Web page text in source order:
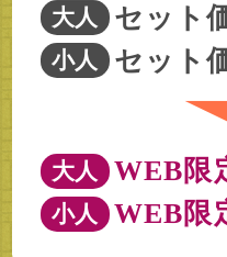
大人 セット
小人
セット
大人 WEB限
小人
WEB限